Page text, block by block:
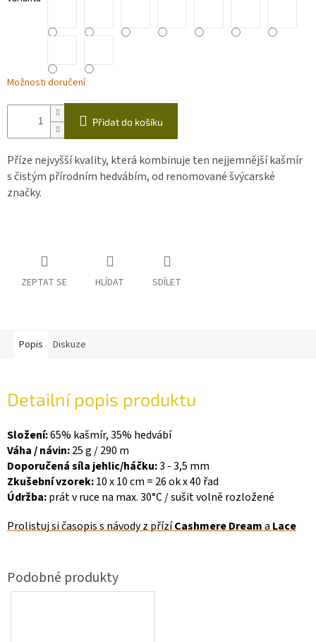
Možnosti doručení
Přidat do košíku
Příze nejvyšší kvality, která kombinuje ten nejjemnější kašmír
s čistým přírodním hedvábím, od renomované švýcarské
značky.
ZEPTAT SE HLÍDAT SDÍLET
Popis Diskuze
Detailní popis produktu
Složení:65% kašmír, 35% hedvábí
Váha / návin:25 g / 290 m
Doporučená síla jehlic/háčku:3 - 3,5 mm
Zkušební vzorek:10 x 10 cm = 26 ok x 40 řad
Údržba:prát v ruce na max. 30°C / sušit volně rozložené
Prolistuj si časopiss návody z přízíCashmere Dreama Lace